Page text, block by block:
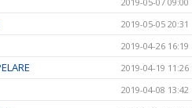
2019-05-05 20:31
2019-04-26 16:19
2019-04-19 11:26
2019-04-08 13:42